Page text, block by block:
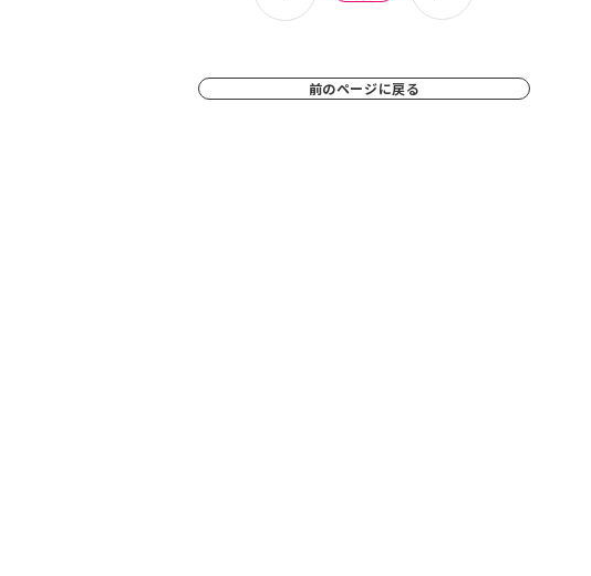
前のページに戻る